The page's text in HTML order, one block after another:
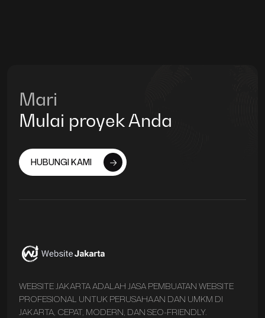
Mari
Mulai proyek Anda
HUBUNGI KAMI
WEBSITE JAKARTA ADALAH JASA PEMBUATAN WEBSITE
PROFESIONAL UNTUK PERUSAHAAN DAN UMKM DI
JAKARTA, CEPAT, MODERN, DAN SEO-FRIENDLY.